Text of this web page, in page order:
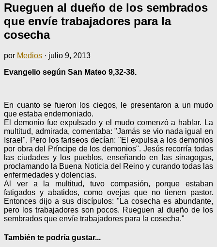
Rueguen al dueño de los sembrados
que envíe trabajadores para la
cosecha
por Medios · julio 9, 2013
Evangelio según San Mateo 9,32-38.
En cuanto se fueron los ciegos, le presentaron a un mudo
que estaba endemoniado.
El demonio fue expulsado y el mudo comenzó a hablar. La
multitud, admirada, comentaba: "Jamás se vio nada igual en
Israel". Pero los fariseos decían: "El expulsa a los demonios
por obra del Príncipe de los demonios". Jesús recorría todas
las ciudades y los pueblos, enseñando en las sinagogas,
proclamando la Buena Noticia del Reino y curando todas las
enfermedades y dolencias.
Al ver a la multitud, tuvo compasión, porque estaban
fatigados y abatidos, como ovejas que no tienen pastor.
Entonces dijo a sus discípulos: "La cosecha es abundante,
pero los trabajadores son pocos. Rueguen al dueño de los
sembrados que envíe trabajadores para la cosecha."
También te podría gustar...